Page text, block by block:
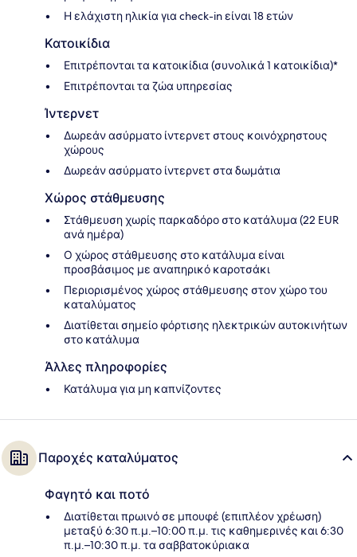
Η ελάχιστη ηλικία για check-in είναι 18 ετών
Κατοικίδια
Επιτρέπονται τα κατοικίδια (συνολικά 1 κατοικίδια)*
Επιτρέπονται τα ζώα υπηρεσίας
Ίντερνετ
Δωρεάν ασύρματο ίντερνετ στους κοινόχρηστους
χώρους
Δωρεάν ασύρματο ίντερνετ στα δωμάτια
Χώρος στάθμευσης
Στάθμευση χωρίς παρκαδόρο στο κατάλυμα (22 EUR
ανά ημέρα)
Ο χώρος στάθμευσης στο κατάλυμα είναι
προσβάσιμος με αναπηρικό καροτσάκι
Περιορισμένος χώρος στάθμευσης στον χώρο του
καταλύματος
Διατίθεται σημείο φόρτισης ηλεκτρικών αυτοκινήτων
στο κατάλυμα
Άλλες πληροφορίες
Κατάλυμα για μη καπνίζοντες
Παροχές καταλύματος
Φαγητό και ποτό
Διατίθεται πρωινό σε μπουφέ (επιπλέον χρέωση)
μεταξύ 6:30 π.μ.–10:00 π.μ. τις καθημερινές και 6:30
π.μ.–10:30 π.μ. τα σαββατοκύριακα